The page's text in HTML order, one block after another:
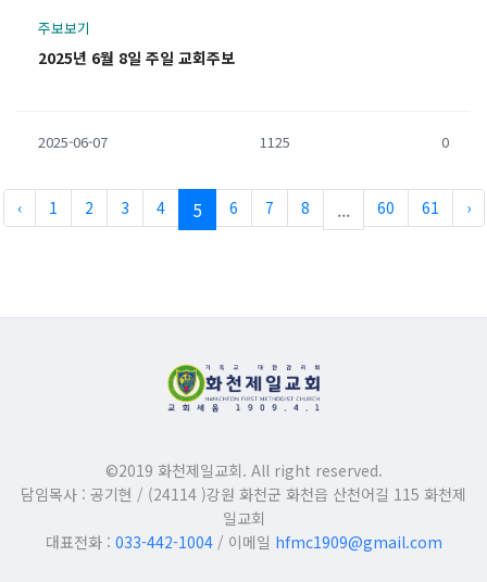
주보보기
2025년 6월 8일 주일 교회주보
2025-06-07 1125 0
‹ 1 2 3 4 5 6 7 8 ... 60 61 ›
©2019 화천제일교회. All right reserved.
담임목사 : 공기현 / (24114 )강원 화천군 화천읍 산천어길 115 화천제
일교회
대표전화 : 033-442-1004/ 이메일 hfmc1909@gmail.com